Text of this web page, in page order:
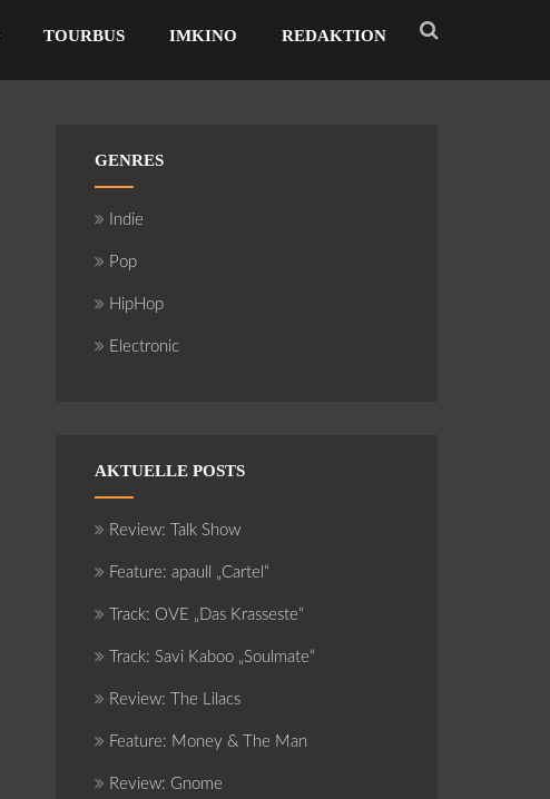
TOURBUS IMKINO REDAKTION
GENRES
Indie
Pop
HipHop
Electronic
AKTUELLE POSTS
Review: Talk Show
Feature: apaull „Cartel“
Track: OVE „Das Krasseste“
Track: Savi Kaboo „Soulmate“
Review: The Lilacs
Feature: Money & The Man
Review: Gnome